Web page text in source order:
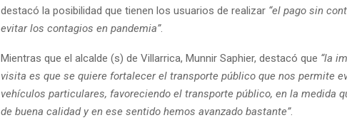
destacó la posibilidad que tienen los usuarios de realizar “el pago sin
evitar los contagios en pandemia”.
Mientras que el alcalde (s) de Villarrica, Munnir Saphier, destacó que “la
visita es que se quiere fortalecer el transporte público que nos permite
vehículos particulares, favoreciendo el transporte público, en la medida
de buena calidad y en ese sentido hemos avanzado bastante”.